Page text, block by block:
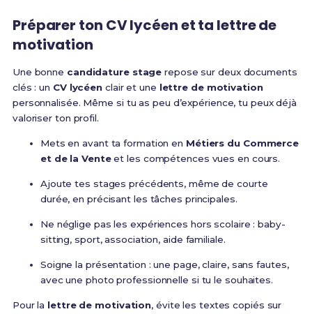
Préparer ton CV lycéen et ta lettre de
motivation
Une bonne candidature stage repose sur deux documents
clés : un CV lycéen clair et une lettre de motivation
personnalisée. Même si tu as peu d’expérience, tu peux déjà
valoriser ton profil.
Mets en avant ta formation en Métiers du Commerce
et de la Venteet les compétences vues en cours.
Ajoute tes stages précédents, même de courte
durée, en précisant les tâches principales.
Ne néglige pas les expériences hors scolaire : baby-
sitting, sport, association, aide familiale.
Soigne la présentation : une page, claire, sans fautes,
avec une photo professionnelle si tu le souhaites.
Pour la lettre de motivation, évite les textes copiés sur